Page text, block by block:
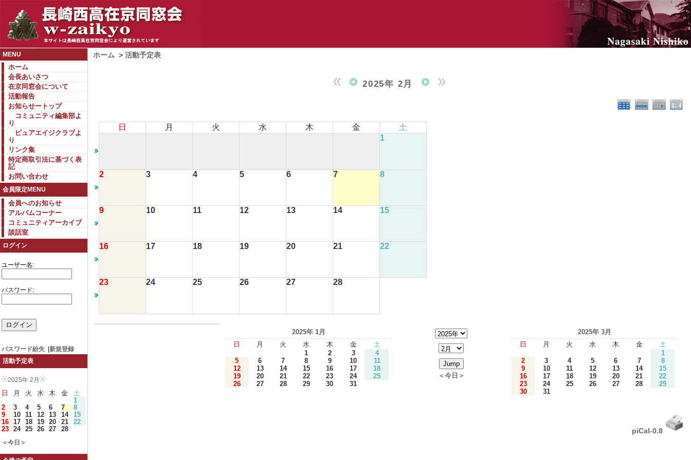
MENU
ホーム
会長あいさつ
在京同窓会について
活動報告
お知らせートップ
コミュニティ編集部よ
り
ピュアエイジクラブよ
り
リンク集
特定商取引法に基づく表
記
お問い合わせ
会員限定MENU
会員へのお知らせ
アルバムコーナー
コミュニティアーカイブ
談話室
ログイン
ユーザー名:
パスワード:
パスワード紛失
新規登録
活動予定表
2025年 2月
日 月 火 水 木 金
土
1
2
3 4 5 6 7
8
9
10 11 12 13 14
15
16 17 18 19 20 21
22
23 24 25 26 27 28
＜今日＞
ホーム > 活動予定表
2025年 2月
日 月 火 水 木 金
土
1
2 3 4 5 6 7 8
9 10 11 12 13 14 15
16 17 18 19 20 21 22
23 24 25 26 27 28
2025年 1月
日
月 火 水 木 金
土
1
2 3
4
5
6 7 8 9 10
11
12
13 14 15 16 17
18
19
20 21 22 23 24
25
26
27 28 29 30 31
＜今日＞
2025年 3月
日
月 火 水 木 金
土
1
2
3 4 5 6 7
8
9
10 11 12 13 14
15
16
17 18 19 20 21
22
23
24 25 26 27 28
29
30
31
piCal-0.8